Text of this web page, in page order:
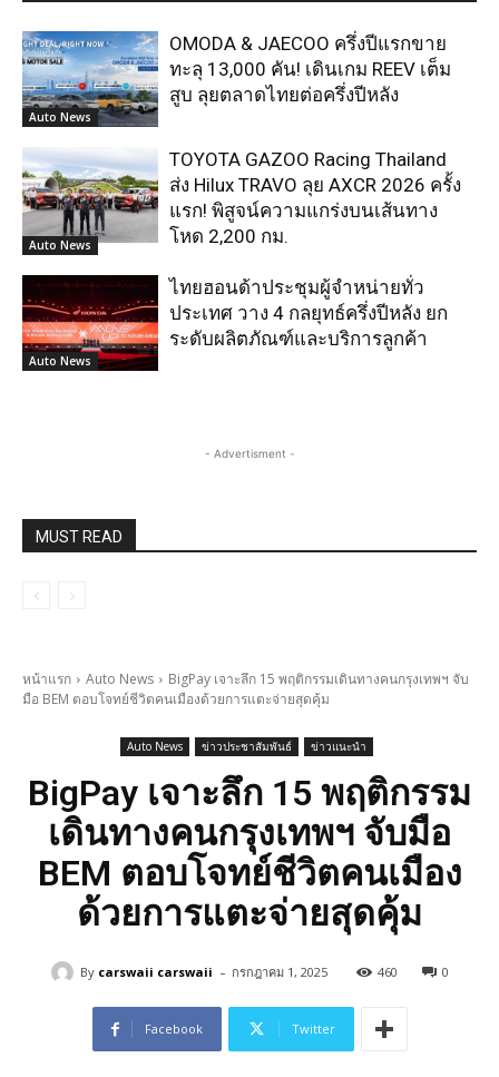
Auto News
OMODA & JAECOO ครึ่งปีแรกขาย
ทะลุ 13,000 คัน! เดินเกม REEV เต็ม
สูบ ลุยตลาดไทยต่อครึ่งปีหลัง
Auto News
TOYOTA GAZOO Racing Thailand
ส่ง Hilux TRAVO ลุย AXCR 2026 ครั้ง
แรก! พิสูจน์ความแกร่งบนเส้นทาง
โหด 2,200 กม.
Auto News
ไทยฮอนด้าประชุมผู้จำหน่ายทั่ว
ประเทศ วาง 4 กลยุทธ์ครึ่งปีหลัง ยก
ระดับผลิตภัณฑ์และบริการลูกค้า
- Advertisment -
MUST READ